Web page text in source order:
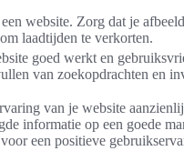
website. Zorg dat je
laadtijden te verkorten.
goed werkt en
van zoekopdrachten en
van je website
informatie op een goede
een positieve